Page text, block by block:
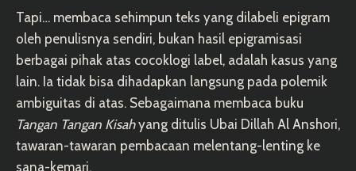
Tapi… membaca sehimpun teks yang dilabeli epigram
oleh penulisnya sendiri, bukan hasil epigramisasi
berbagai pihak atas cocoklogi label, adalah kasus yang
lain. Ia tidak bisa dihadapkan langsung pada polemik
ambiguitas di atas. Sebagaimana membaca buku
Tangan Tangan Kisahyang ditulis Ubai Dillah Al Anshori,
tawaran-tawaran pembacaan melentang-lenting ke
sana-kemari.